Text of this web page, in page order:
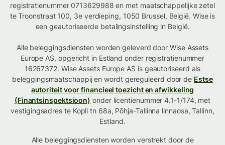
registratienummer 0713629988 en met maatschappelijke zetel
te Troonstraat 100, 3e verdieping, 1050 Brussel, België. Wise is
een geautoriseerde betalingsinstelling in België.
Alle beleggingsdiensten worden geleverd door Wise Assets
Europe AS, opgericht in Estland onder registratienummer
16267372. Wise Assets Europe AS is geautoriseerd als
beleggingsmaatschappij en wordt gereguleerd door de Estse
autoriteit voor financieel toezicht en afwikkeling
(Finantsinspektsioon) onder licentienummer 4.1-1/174, met
vestigingsadres te Kopli tn 68a, Põhja-Tallinna linnaosa, Tallinn,
Estland.
Alle beleggingsdiensten worden verstrekt door de